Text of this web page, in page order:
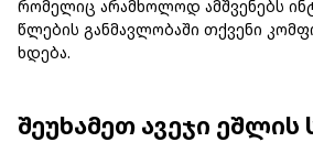
რომელიც არამხოლოდ ამშვენებს
წლების განმავლობაში თქვენი
ხდება.
შეუხამეთ ავეჯი ეშლის